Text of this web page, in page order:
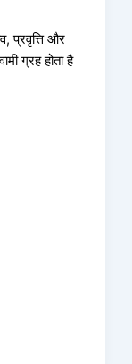
प्रवृत्ति और
ग्रह होता है